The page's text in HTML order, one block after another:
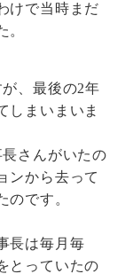
けで当時まだ
。
、最後の2年
しまいまいま
さんがいたの
ンから去って
のです。
長は毎月毎
とっていたの